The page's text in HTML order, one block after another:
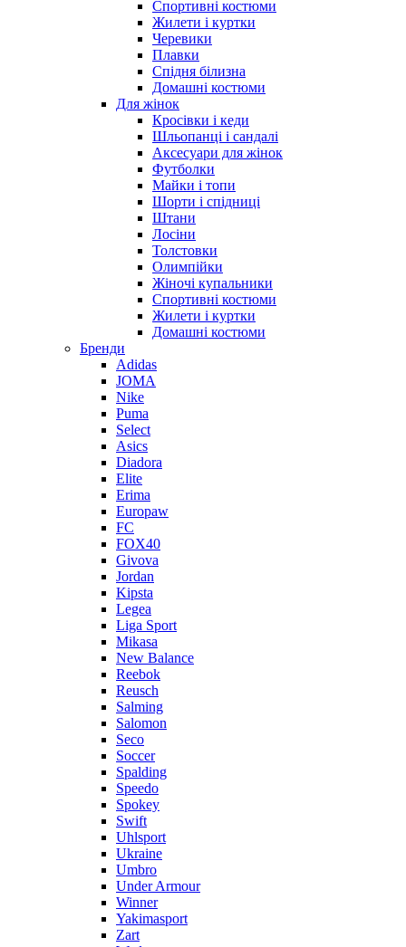
Спортивні костюми
Жилети і куртки
Черевики
Плавки
Спідня білизна
Домашні костюми
Для жінок
Кросівки і кеди
Шльопанці і сандалі
Аксесуари для жінок
Футболки
Майки і топи
Шорти і спідниці
Штани
Лосіни
Толстовки
Олимпійки
Жіночі купальники
Спортивні костюми
Жилети і куртки
Домашні костюми
Бренди
Adidas
JOMA
Nike
Puma
Select
Asics
Diadora
Elite
Erima
Europaw
FC
FOX40
Givova
Jordan
Kipsta
Legea
Liga Sport
Mikasa
New Balance
Reebok
Reusch
Salming
Salomon
Seco
Soccer
Spalding
Speedo
Spokey
Swift
Uhlsport
Ukraine
Umbro
Under Armour
Winner
Yakimasport
Zart